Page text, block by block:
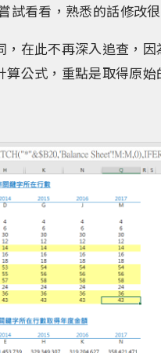
試看看，熟悉的話修改很
在此不再深入追查，
公式，重點是取得原